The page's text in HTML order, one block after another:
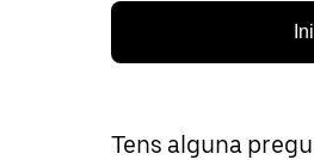
Tens alguna